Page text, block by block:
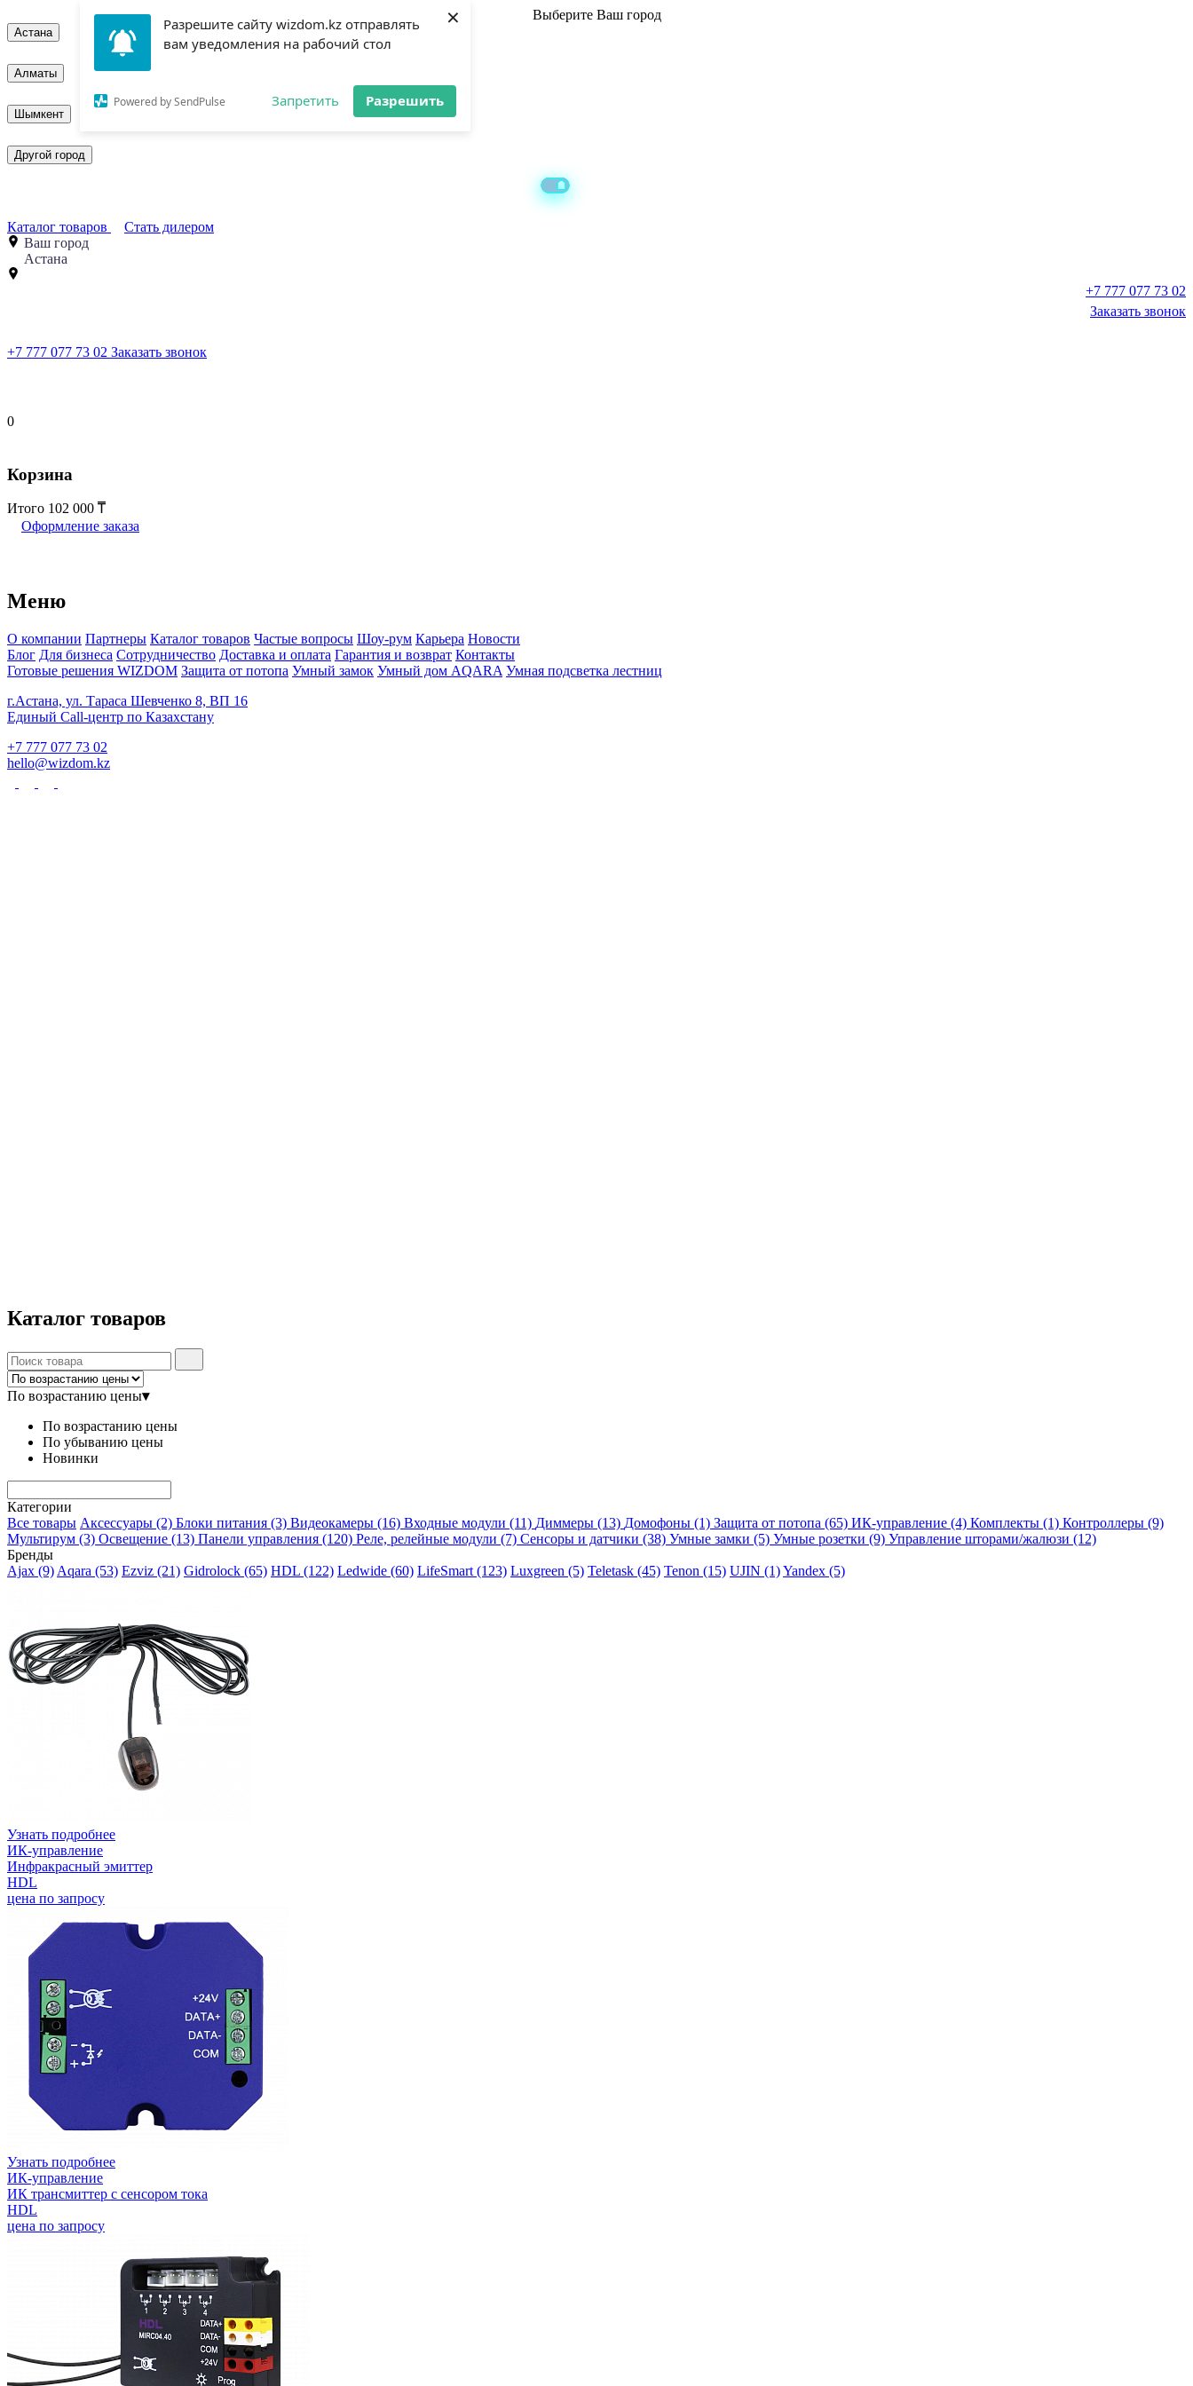
Разрешите сайту wizdom.kz отправлять
вам уведомления на рабочий стол
Powered by SendPulse Запретить Разрешить
× Выберите Ваш город
Астана
Алматы
Шымкент
Другой город
Каталог товаров
Стать дилером
Ваш город
Астана
+7 777 077 73 02
Заказать звонок
+7 777 077 73 02 Заказать звонок
0
Корзина
Итого 102 000
Оформление заказа
Меню
О компании Партнеры Каталог товаров Частые вопросы Шоу-рум Карьера Новости
Блог Для бизнеса Сотрудничество Доставка и оплата Гарантия и возврат Контакты
Готовые решения WIZDOM Защита от потопа Умный замок Умный дом AQARA Умная подсветка лестниц
г.Астана, ул. Тараса Шевченко 8, ВП 16
Единый Call-центр по Казахстану
+7 777 077 73 02
hello@wizdom.kz
Каталог товаров
По возрастанию цены▾
По возрастанию цены
По убыванию цены
Новинки
Категории
Все товары Аксессуары (2) Блоки питания (3) Видеокамеры (16) Входные модули (11) Диммеры (13) Домофоны (1) Защита от потопа (65) ИК-управление (4) Комплекты (1) Контроллеры (9)
Мультирум (3) Освещение (13) Панели управления (120) Реле, релейные модули (7) Сенсоры и датчики (38) Умные замки (5) Умные розетки (9) Управление шторами/жалюзи (12)
Бренды
Ajax (9) Aqara (53) Ezviz (21) Gidrolock (65) HDL (122) Ledwide (60) LifeSmart (123) Luxgreen (5) Teletask (45) Tenon (15) UJIN (1)Yandex (5)
Узнать подробнее
ИК-управление
Инфракрасный эмиттер
HDL
цена по запросу
Узнать подробнее
ИК-управление
ИК трансмиттер с сенсором тока
HDL
цена по запросу